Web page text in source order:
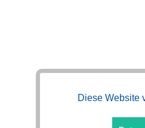
Funktionale
Diese Website